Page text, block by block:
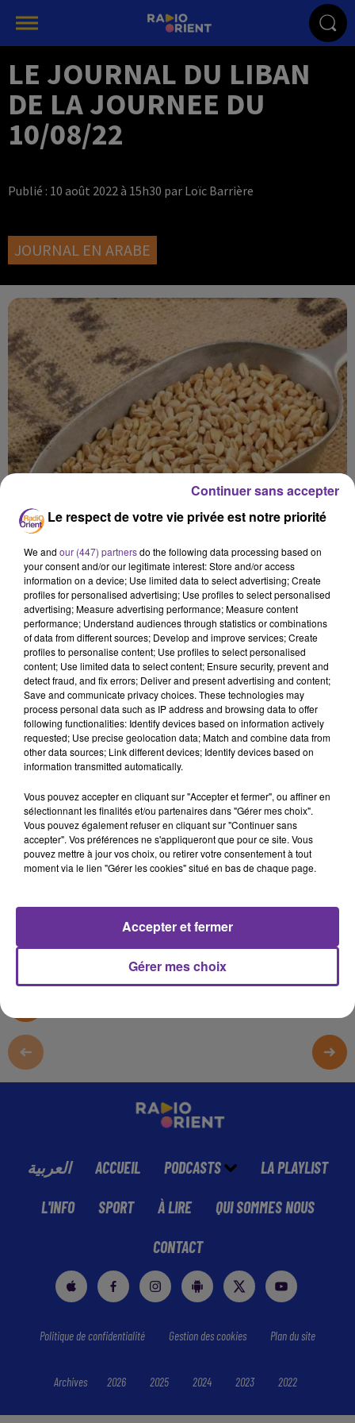
LE JOURNAL DU LIBAN
DE LA JOURNEE DU
10/08/22
Publié : 10 août 2022 à 15h30 par Loïc Barrière
JOURNAL EN ARABE
Liban
10 août 2022 - 13 min 50 sec
10/08/22
LB
JOURNAL EN LANGUE ARABE
العربية ACCUEIL PODCASTS LA PLAYLIST
L'INFO SPORT À LIRE QUI SOMMES NOUS
CONTACT
Politique de confidentialité Gestion des cookies Plan du site
Archives 2026 2025 2024 2023 2022
Le respect de votre vie privée est notre priorité
We and our (447) partnersdo the following data processing based on
your consent and/or our legitimate interest: Store and/or access
information on a device; Use limited data to select advertising; Create
profiles for personalised advertising; Use profiles to select personalised
advertising; Measure advertising performance; Measure content
performance; Understand audiences through statistics or combinations
of data from different sources; Develop and improve services; Create
profiles to personalise content; Use profiles to select personalised
content; Use limited data to select content; Ensure security, prevent and
detect fraud, and fix errors; Deliver and present advertising and content;
Save and communicate privacy choices. These technologies may
process personal data such as IP address and browsing data to offer
following functionalities: Identify devices based on information actively
requested; Use precise geolocation data; Match and combine data from
other data sources; Link different devices; Identify devices based on
information transmitted automatically.
Vous pouvez accepter en cliquant sur "Accepter et fermer", ou affiner en
sélectionnant les finalités et/ou partenaires dans "Gérer mes choix".
Vous pouvez également refuser en cliquant sur "Continuer sans
accepter". Vos préférences ne s'appliqueront que pour ce site. Vous
pouvez mettre à jour vos choix, ou retirer votre consentement à tout
moment via le lien "Gérer les cookies" situé en bas de chaque page.
Gérer mes choix
Accepter et fermer
Continuer sans accepter